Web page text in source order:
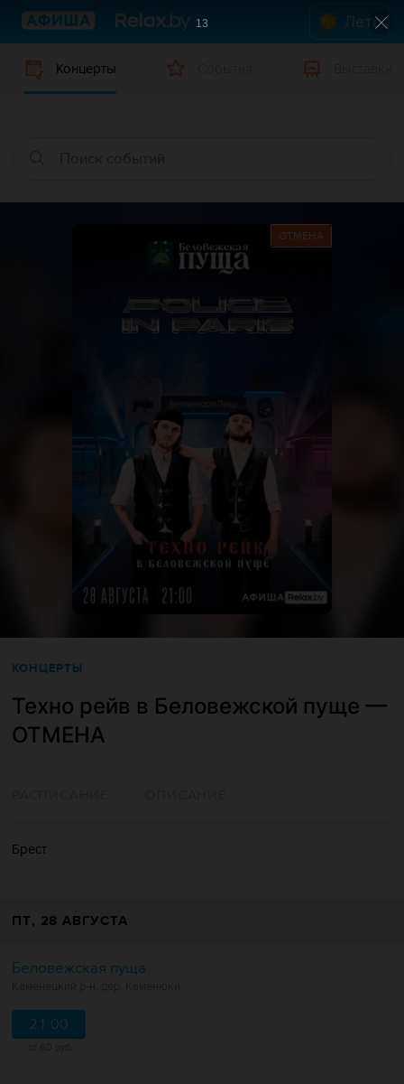
Лето
Концерты
ОТМЕНА
КОНЦЕРТЫ
Техно рейв в Беловежской пуще —
ОТМЕНА
Брест
ПТ, 28 АВГУСТА
Беловежская пуща
21:00
12